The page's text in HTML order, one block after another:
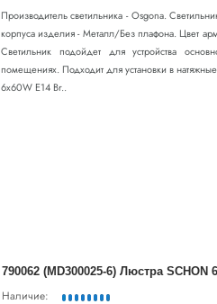
Производитель светильника - Osgona.
корпуса изделия - Металл/Без плафона. Цвет
Светильник подойдет для устройства
помещениях. Подходит для установки в
6x60W E14 Br..
790062 (MD300025-6) Люстра
Наличие: